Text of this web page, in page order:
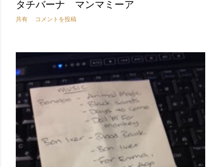
タチバーナ マンマミーア
共有 コメントを投稿